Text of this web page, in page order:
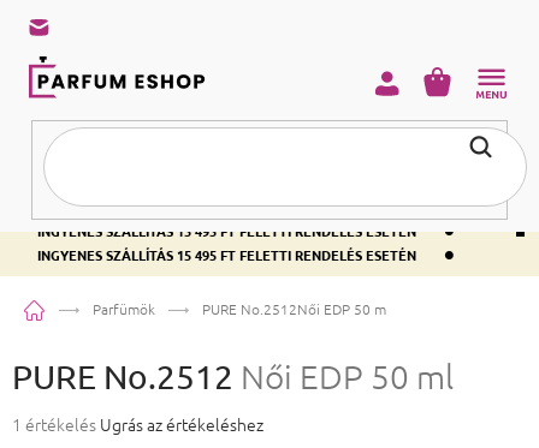
INGYENES SZÁLLÍTÁS 15 495 FT FELETTI RENDELÉS ESETÉN •
INGYENES SZÁLLÍTÁS 15 495 FT FELETTI RENDELÉS ESETÉN •
INGYENES SZÁLLÍTÁS 15 495 FT FELETTI RENDELÉS ESETÉN •
KOSÁR
KezdőlapParfümök PURE No.2512Női EDP 50 ml
PURE No.2512 Női EDP 50 ml
A termék átlagos értékelése 5-ből 1,0 csillag.
1 értékelés Ugrás az értékeléshez